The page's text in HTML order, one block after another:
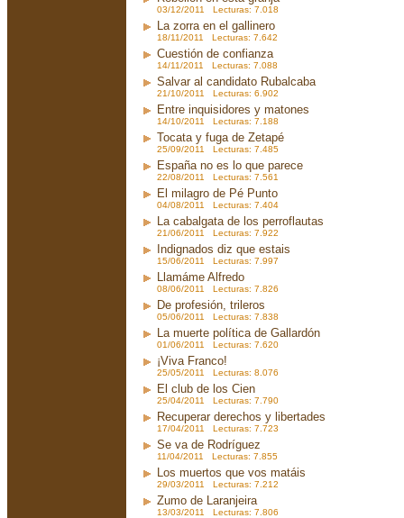
03/12/2011 Lecturas: 7.018
La zorra en el gallinero
18/11/2011 Lecturas: 7.642
Cuestión de confianza
14/11/2011 Lecturas: 7.088
Salvar al candidato Rubalcaba
21/10/2011 Lecturas: 6.902
Entre inquisidores y matones
14/10/2011 Lecturas: 7.188
Tocata y fuga de Zetapé
25/09/2011 Lecturas: 7.485
España no es lo que parece
22/08/2011 Lecturas: 7.561
El milagro de Pé Punto
04/08/2011 Lecturas: 7.404
La cabalgata de los perroflautas
21/06/2011 Lecturas: 7.922
Indignados diz que estais
15/06/2011 Lecturas: 7.997
Llamáme Alfredo
08/06/2011 Lecturas: 7.826
De profesión, trileros
05/06/2011 Lecturas: 7.838
La muerte política de Gallardón
01/06/2011 Lecturas: 7.620
¡Viva Franco!
25/05/2011 Lecturas: 8.076
El club de los Cien
25/04/2011 Lecturas: 7.790
Recuperar derechos y libertades
17/04/2011 Lecturas: 7.723
Se va de Rodríguez
11/04/2011 Lecturas: 7.855
Los muertos que vos matáis
29/03/2011 Lecturas: 7.212
Zumo de Laranjeira
13/03/2011 Lecturas: 7.806